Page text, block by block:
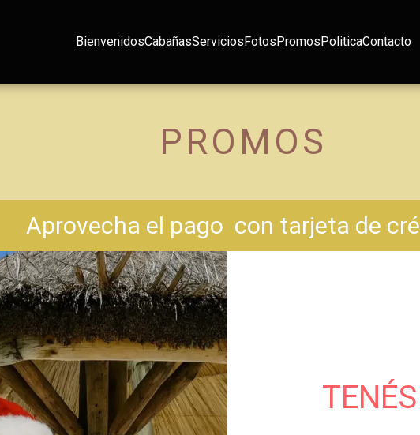
BienvenidosCabañasServiciosFotosPromosPoliticaContacto
PROMOS
Aprovecha el pago con tarjeta de
TENÉS